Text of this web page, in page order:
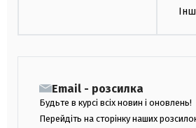
Email - розсилка
Будьте в курсі всіх новин і оновлень!
Перейдіть на сторінку наших